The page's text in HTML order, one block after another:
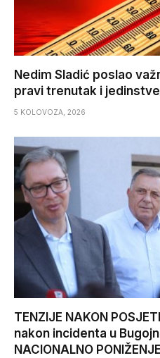
Nedim Sladić poslao
pravi trenutak i
5 KOLOVOZA, 2026
TENZIJE NAKON
nakon incidenta u
NACIONALNO